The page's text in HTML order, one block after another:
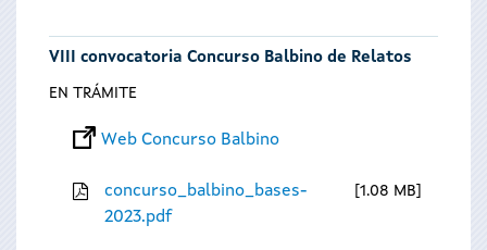
VIII convocatoria Concurso Balbino de Relatos
EN TRÁMITE
Web Concurso Balbino
concurso_balbino_bases-
2023.pdf
1.08 MB